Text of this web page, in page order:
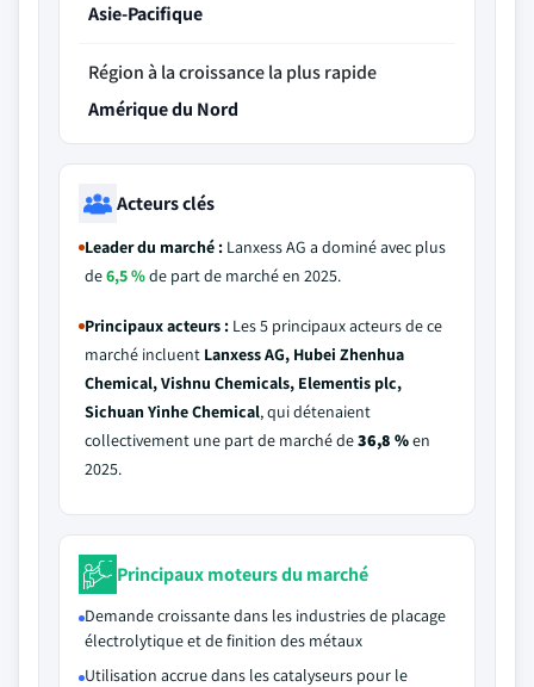
Asie-Pacifique
Région à la croissance la plus rapide
Amérique du Nord
Acteurs clés
Leader du marché : Lanxess AG a dominé avec plus
de6,5 %de part de marché en 2025.
Principaux acteurs : Les 5 principaux acteurs de ce
marché incluent Lanxess AG, Hubei Zhenhua
Chemical, Vishnu Chemicals, Elementis plc,
Sichuan Yinhe Chemical, qui détenaient
collectivement une part de marché de36,8 %en
2025.
Principaux moteurs du marché
Demande croissante dans les industries de placage
électrolytique et de finition des métaux
Utilisation accrue dans les catalyseurs pour le